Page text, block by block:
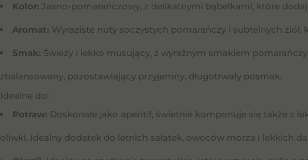
Kolor: Jasno-pomarańczowy, z delikatnymi bąbelkami, które
Aromat: Wyraziste nuty soczystych pomarańczy i subtelnych
Smak: Świeży i lekko musujący, z wyraźnym smakiem
zbalansowany, pozostawiający przyjemny, długotrwały posmak.
Idealne do:
Potraw: Doskonałe jako aperitif, świetnie komponuje się także z
oliwki. Idealny dodatek do letnich sałatek, owoców morza i lekkich